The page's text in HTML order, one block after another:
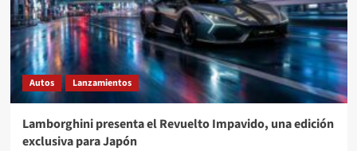
Autos Lanzamientos
Lamborghini presenta el Revuelto Impavido, una edición
exclusiva para Japón